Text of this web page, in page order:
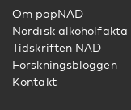
Om popNAD
Nordisk alkoholfakta
Tidskriften NAD
Forskningsbloggen
Kontakt